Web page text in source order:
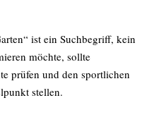
ist ein Suchbegriff, kein
möchte, sollte
prüfen und den sportlichen
stellen.